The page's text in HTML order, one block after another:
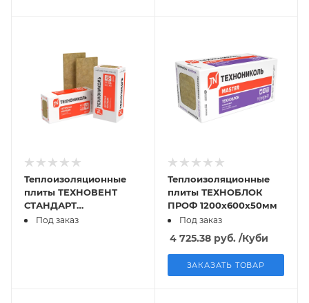
Теплоизоляционные
плиты ТЕХНОВЕНТ
СТАНДАРТ
1200х600х50мм 0,216
Под заказ
Теплоизоляционные
плиты ТЕХНОБЛОК
ПРОФ 1200х600х50мм
Под заказ
4 725.38руб. /Куби
ЗАКАЗАТЬ ТОВАР